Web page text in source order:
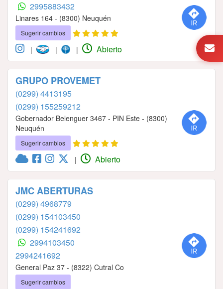
2995883432
Linares 164 - (8300) Neuquén
Sugerir cambios
| | | Abierto
GRUPO PROVEMET
(0299) 4413195
(0299) 155259212
Gobernador Belenguer 3467 - PIN Este - (8300)
Neuquén
Sugerir cambios
| Abierto
JMC ABERTURAS
(0299) 4968779
(0299) 154103450
(0299) 154241692
2994103450
2994241692
General Paz 37 - (8322) Cutral Co
Sugerir cambios